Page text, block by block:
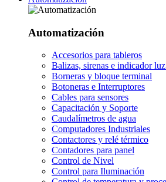
Automatización
Accesorios para tableros
Balizas, sirenas e indicador
Borneras y bloque terminal
Botoneras e Interruptores
Cables para sensores
Capacitación y Soporte
Caudalímetros de agua
Computadores Industriales
Contactores y relé térmico
Contadores para panel
Control de Nivel
Control para Iluminación